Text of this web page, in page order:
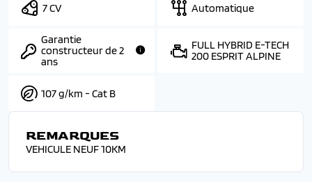
7 CV Automatique
Garantie
constructeur de 2
ans
FULL HYBRID E-TECH
200 ESPRIT ALPINE
107 g/km - Cat B
REMARQUES
VEHICULE NEUF 10KM